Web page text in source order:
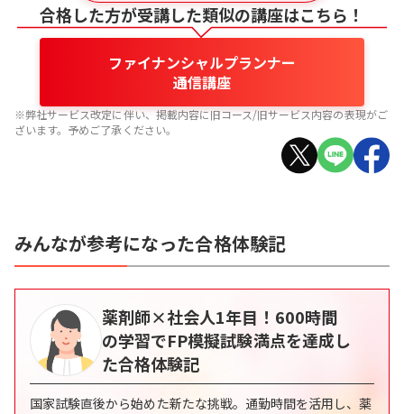
合格した方が受講した類似の講座はこちら！
ファイナンシャルプランナー
通信講座
※弊社サービス改定に伴い、掲載内容に旧コース/旧サービス内容の表現がご
ざいます。予めご了承ください。
みんなが参考になった合格体験記
薬剤師×社会人1年目！600時間
の学習でFP模擬試験満点を達成し
た合格体験記
国家試験直後から始めた新たな挑戦。通勤時間を活用し、薬